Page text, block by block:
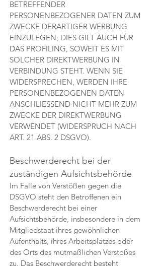
BETREFFENDER
PERSONENBEZOGENER DATEN ZUM
ZWECKE DERARTIGER WERBUNG
EINZULEGEN; DIES GILT AUCH FÜR
DAS PROFILING, SOWEIT ES MIT
SOLCHER DIREKTWERBUNG IN
VERBINDUNG STEHT. WENN SIE
WIDERSPRECHEN, WERDEN IHRE
PERSONENBEZOGENEN DATEN
ANSCHLIESSEND NICHT MEHR ZUM
ZWECKE DER DIREKTWERBUNG
VERWENDET (WIDERSPRUCH NACH
ART. 21 ABS. 2 DSGVO).
Beschwerde­recht bei der
zuständigen Aufsichts­behörde
Im Falle von Verstößen gegen die
DSGVO steht den Betroffenen ein
Beschwerderecht bei einer
Aufsichtsbehörde, insbesondere in dem
Mitgliedstaat ihres gewöhnlichen
Aufenthalts, ihres Arbeitsplatzes oder
des Orts des mutmaßlichen Verstoßes
zu. Das Beschwerderecht besteht